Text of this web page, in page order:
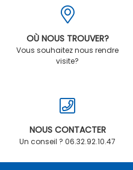
OÙ NOUS TROUVER?
Vous souhaitez nous rendre
visite?
NOUS CONTACTER
Un conseil ? 06.32.92.10.47